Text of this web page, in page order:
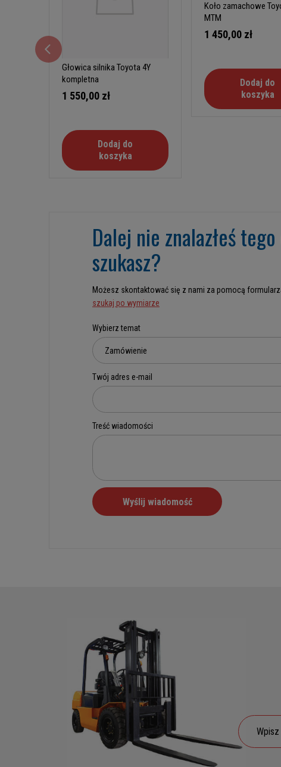
Głowica silnika Toyota 4Y
kompletna
1 550,00 zł
Dodaj do
koszyka
Koło zamachowe
MTM
1 450,00 zł
Dodaj do
koszyka
Dalej nie znalazłeś
szukasz?
Możesz skontaktować się z nami za pomocą
szukaj po wymiarze